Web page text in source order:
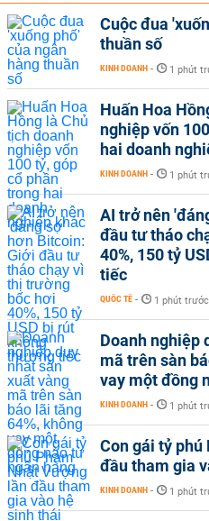
Cuộc đua
thuần số
KINH DOANH - 1 phút
Huấn Hoa
nghiệp vốn
hai doanh
KINH DOANH - 1 phút
AI trở nên
đầu tư tháo
40%, 150 tỷ
tiếc
QUỐC TẾ - 1 phút trước
Doanh nghiệp
mã trên sàn
vay một đồng
KINH DOANH - 1 phút
Con gái tỷ
đầu tham gia
KINH DOANH - 1 phút